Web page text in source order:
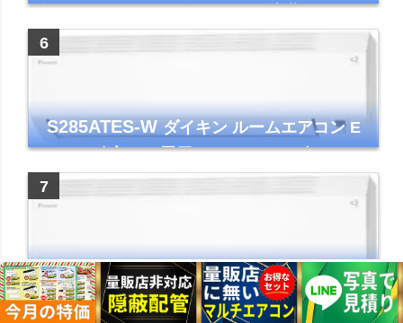
年モデル TLシリーズ ホワイト 壁掛け クーラ
ー コンパクト 清潔
S285ATES-Wダイキン ルームエアコン E
シリーズ 主に10畳用 ホワイト 2025年モデル
コンパクトモデル ストリーマ
S565ATEP-Wダイキン ルームエアコン E
シリーズ 主に18畳用 ホワイト 2025年モデル